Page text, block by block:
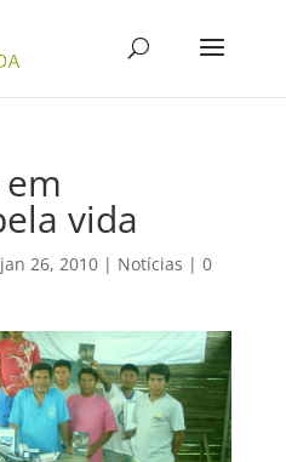
vida
jan 26, 2010| Notícias | 0